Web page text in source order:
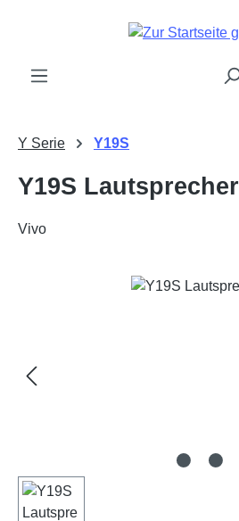
Zum Hauptinhalt springen
Y Serie Y19S
Y19S Lautsprecher
Vivo
Bildergalerie überspringen